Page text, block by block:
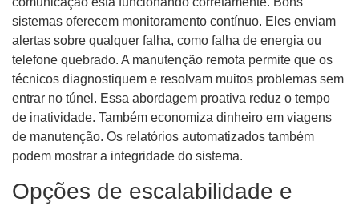
sistemas oferecem monitoramento contínuo. Eles enviam
alertas sobre qualquer falha, como falha de energia ou
telefone quebrado. A manutenção remota permite que os
técnicos diagnostiquem e resolvam muitos problemas sem
entrar no túnel. Essa abordagem proativa reduz o tempo
de inatividade. Também economiza dinheiro em viagens
de manutenção. Os relatórios automatizados também
podem mostrar a integridade do sistema.
Opções de escalabilidade e